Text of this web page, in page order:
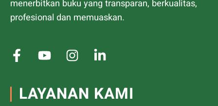
menerbitkan buku yang transparan, berkualitas,
profesional dan memuaskan.
LAYANAN KAMI